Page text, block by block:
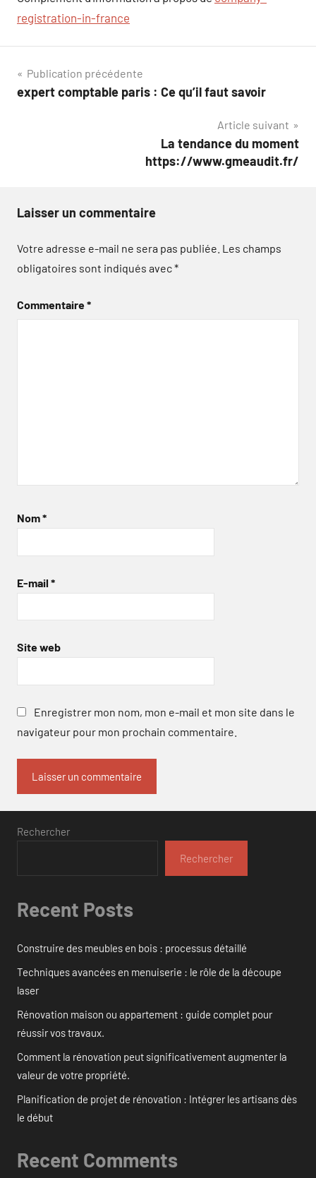
registration-in-france
Navigation
de
Publication précédente
expert comptable paris : Ce qu’il faut savoir
Article suivant
La tendance du moment
https://www.gmeaudit.fr/
Laisser un commentaire
Votre adresse e-mail ne sera pas publiée. Les champs
obligatoires sont indiqués avec*
Commentaire*
Nom*
E-mail *
Site web
Enregistrer mon nom, mon e-mail et mon site dans le
navigateur pour mon prochain commentaire.
Rechercher
Rechercher
Recent Posts
Construire des meubles en bois : processus détaillé
Techniques avancées en menuiserie : le rôle de la découpe
laser
Rénovation maison ou appartement : guide complet pour
réussir vos travaux.
Comment la rénovation peut significativement augmenter la
valeur de votre propriété.
Planification de projet de rénovation : Intégrer les artisans dès
le début
Recent Comments